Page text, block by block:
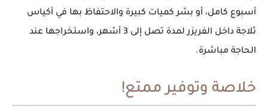
أسبوع كامل، أو بشر كميات كبيرة والاحتفاظ بها في أكياس
ثلاجة داخل الفريزر لمدة تصل إلى 3 أشهر، واستخراجها عند
الحاجة مباشرة.
خلاصة وتوفير ممتع!